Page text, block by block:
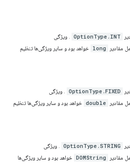
OptionType.INT . ویژگی
مقادیر long
خواهد بود و سایر ویژگی‌ها تنظیم
OptionType.FIXED . ویژگی
مقادیر double خواهد بود و سایر ویژگی‌ها تنظیم
OptionType.STRING . ویژگی
مقادیر DOMString خواهد بود و سایر ویژگی‌ها